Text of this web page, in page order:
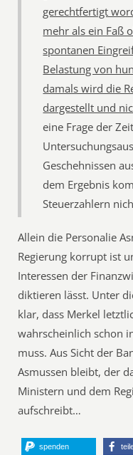
gerechtfertigt
mehr als ein Faß
spontanen
Belastung von
damals wird die
dargestellt und
eine Frage der
Geschehnissen
dem Ergebnis
Steuerzahlern
Allein die Personalie
Regierung korrupt ist
Interessen der
diktieren lässt. Unter
klar, dass Merkel
wahrscheinlich schon
muss. Aus Sicht der
Asmussen bleibt, der
Ministern und dem
aufschreibt…
spenden